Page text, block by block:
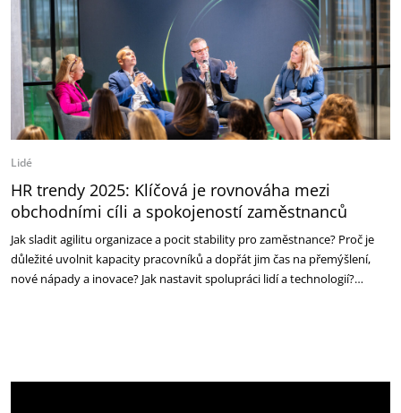
Lidé
HR trendy 2025: Klíčová je rovnováha mezi
‎obchodními cíli a spokojeností zaměstnanců
Jak sladit agilitu organizace a pocit stability pro zaměstnance? Proč je
důležité uvolnit kapacity ‎pracovníků a dopřát jim čas na přemýšlení,
nové nápady a inovace? Jak nastavit spolupráci lidí a ‎technologií?…